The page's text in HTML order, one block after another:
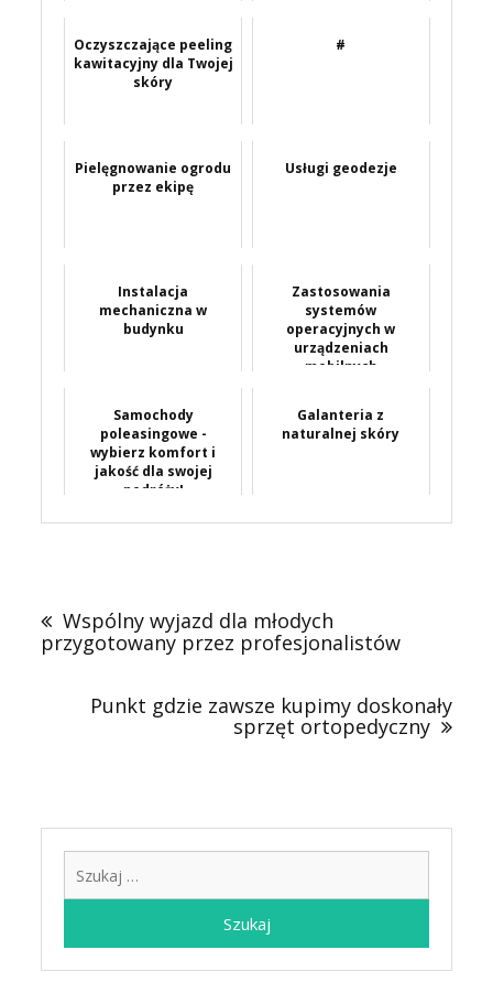
Oczyszczające peeling
kawitacyjny dla Twojej
skóry
#
Pielęgnowanie ogrodu
przez ekipę
Usługi geodezje
Instalacja
mechaniczna w
budynku
Zastosowania
systemów
operacyjnych w
urządzeniach
mobilnych
Samochody
poleasingowe -
wybierz komfort i
jakość dla swojej
podróży!
Galanteria z
naturalnej skóry
Wspólny wyjazd dla młodych
przygotowany przez profesjonalistów
Punkt gdzie zawsze kupimy doskonały
sprzęt ortopedyczny